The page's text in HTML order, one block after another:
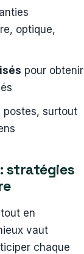
optique,
pour obtenir
postes, surtout
stratégies
en
vaut
chaque